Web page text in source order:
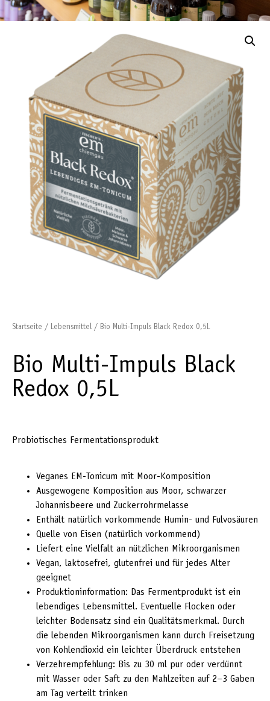
Startseite / Lebensmittel/ Bio Multi-Impuls Black Redox 0,5L
Bio Multi-Impuls Black
Redox 0,5L
Probiotisches Fermentationsprodukt
Veganes EM-Tonicum mit Moor-Komposition
Ausgewogene Komposition aus Moor, schwarzer
Johannisbeere und Zuckerrohrmelasse
Enthält natürlich vorkommende Humin- und Fulvosäuren
Quelle von Eisen (natürlich vorkommend)
Liefert eine Vielfalt an nützlichen Mikroorganismen
Vegan, laktosefrei, glutenfrei und für jedes Alter
geeignet
Produktioninformation: Das Fermentprodukt ist ein
lebendiges Lebensmittel. Eventuelle Flocken oder
leichter Bodensatz sind ein Qualitätsmerkmal. Durch
die lebenden Mikroorganismen kann durch Freisetzung
von Kohlendioxid ein leichter Überdruck entstehen
Verzehrempfehlung: Bis zu 30 ml pur oder verdünnt
mit Wasser oder Saft zu den Mahlzeiten auf 2–3 Gaben
am Tag verteilt trinken